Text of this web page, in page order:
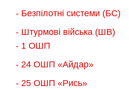
сторінці
товару
- Безпілотні системи (БС)
- Штурмові війська (ШВ)
- 1 ОШП
- 24 ОШП «Айдар»
- 25 ОШП «Рись»